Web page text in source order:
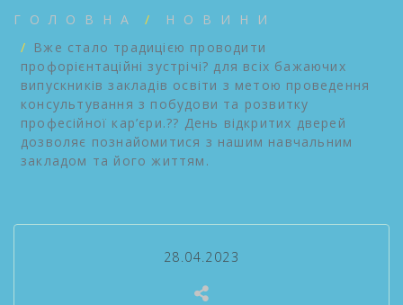
ГОЛОВНА
НОВИНИ
Вже стало традицією проводити
профорієнтаційні зустрічі? для всіх бажаючих
випускників закладів освіти з метою проведення
консультування з побудови та розвитку
професійної кар’єри.?? День відкритих дверей
дозволяє познайомитися з нашим навчальним
закладом та його життям.
28.04.2023